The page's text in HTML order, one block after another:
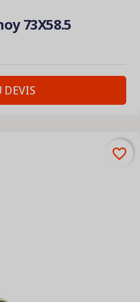
73X58.5
DEVIS
favorite_border